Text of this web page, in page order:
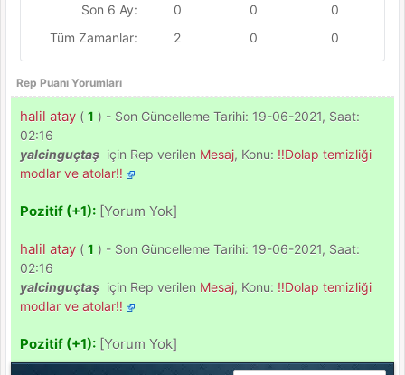
Son 6 Ay:
0 0
0
Tüm Zamanlar:
2 0 0
Rep Puanı Yorumları
halil atay ( 1 ) - Son Güncelleme Tarihi: 19-06-2021, Saat:
02:16
yalcinguçtaş için Rep verilen Mesaj, Konu: ‼️Dolap temizliği
modlar ve atolar‼️
Pozitif (+1): [Yorum Yok]
halil atay ( 1 ) - Son Güncelleme Tarihi: 19-06-2021, Saat:
02:16
yalcinguçtaş için Rep verilen Mesaj, Konu: ‼️Dolap temizliği
modlar ve atolar‼️
Pozitif (+1): [Yorum Yok]